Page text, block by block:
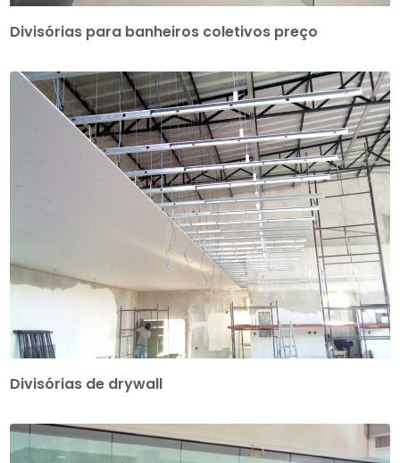
Divisórias para banheiros coletivos preço
Divisórias de drywall